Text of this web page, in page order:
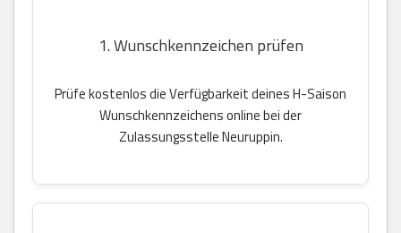
1. Wunschkennzeichen prüfen
Prüfe kostenlos die Verfügbarkeit deines H-Saison
Wunschkennzeichens online bei der
Zulassungsstelle Neuruppin.